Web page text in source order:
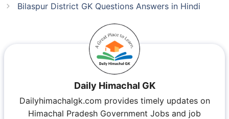
Bilaspur District GK Questions Answers in Hindi
Daily Himachal GK
Dailyhimachalgk.com provides timely updates on
Himachal Pradesh Government Jobs and job